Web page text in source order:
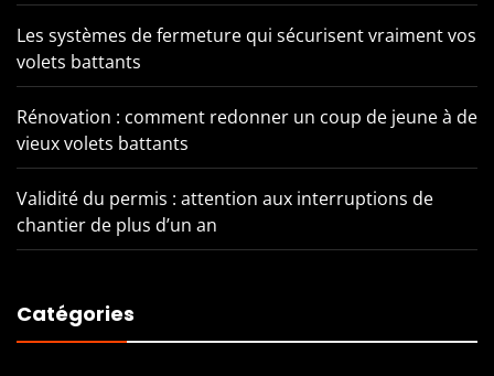
Les systèmes de fermeture qui sécurisent vraiment vos
volets battants
Rénovation : comment redonner un coup de jeune à de
vieux volets battants
Validité du permis : attention aux interruptions de
chantier de plus d’un an
Catégories